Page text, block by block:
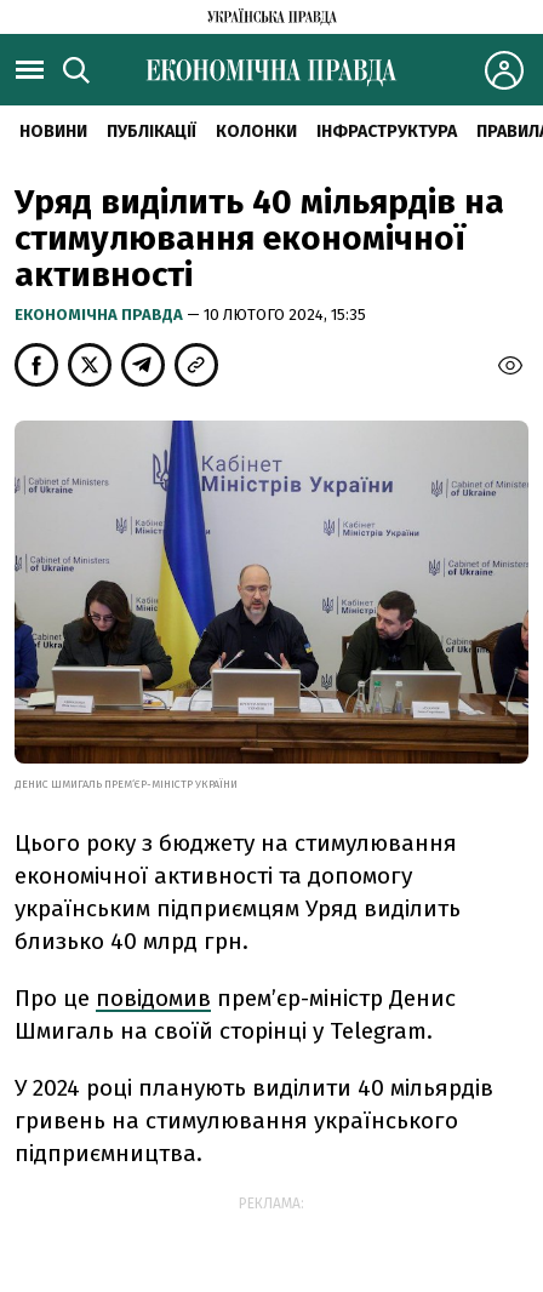
НОВИНИ ПУБЛІКАЦІЇ КОЛОНКИ ІНФРАСТРУКТУРА
Уряд виділить 40 мільярдів на
стимулювання економічної
активності
ЕКОНОМІЧНА ПРАВДА — 10 ЛЮТОГО 2024, 15:35
ДЕНИС ШМИГАЛЬ ПРЕМ‘ЄР-МІНІСТР УКРАЇНИ
Цього року з бюджету на стимулювання
економічної активності та допомогу
українським підприємцям Уряд виділить
близько 40 млрд грн.
Про це повідомив премʼєр-міністр Денис
Шмигаль на своїй сторінці у Telegram.
У 2024 році планують виділити 40 мільярдів
гривень на стимулювання українського
підприємництва.
РЕКЛАМА: